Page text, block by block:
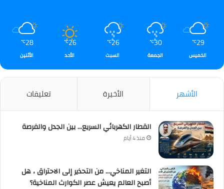
29
℃
الخميس
30
℃
الجمعة
26
℃
السبت
26
℃
الأحد
28
℃
الأثنين
الأشهر الأخيرة تعليقات
القطار الكهربائي السريع… بين الجدل والفرصة
منذ 4 أيام
التغير المناخي… من التحذير إلى الاحتراق ، هل
أصبح العالم يعيش عصر الكوارث المناخية؟